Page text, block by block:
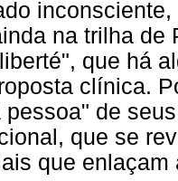
na trilha de
que há
clínica.
pessoa" de
que se
que